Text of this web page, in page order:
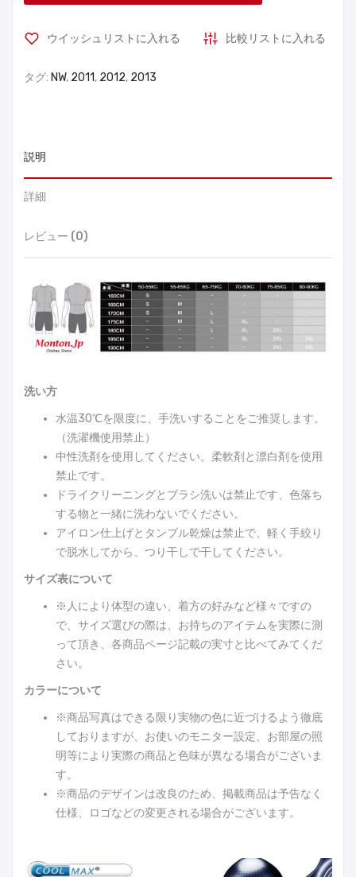
ウイッシュリストに入れる 比較リストに入れる
タグ: NW, 2011, 2012, 2013
説明
詳細
レビュー (0)
洗い方
水温30℃を限度に、手洗いすることをご推奨します。
（洗濯機使用禁止）
中性洗剤を使用してください。柔軟剤と漂白剤を使用
禁止です。
ドライクリーニングとブラシ洗いは禁止です、色落ち
する物と一緒に洗わないでください。
アイロン仕上げとタンブル乾燥は禁止で、軽く手絞り
で脱水してから、つり干しで干してください。
サイズ表について
※人により体型の違い、着方の好みなど様々ですの
で、サイズ選びの際は、お持ちのアイテムを実際に測
って頂き、各商品ページ記載の実寸と比べてみてくだ
さい。
カラーについて
※商品写真はできる限り実物の色に近づけるよう徹底
しておりますが、お使いのモニター設定、お部屋の照
明等により実際の商品と色味が異なる場合がございま
す。
※商品のデザインは改良のため、掲載商品は予告なく
仕様、ロゴなどの変更される場合がございます。